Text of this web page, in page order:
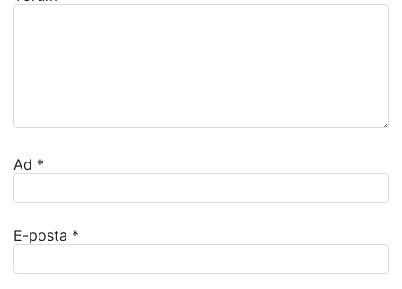
Ad *
E-posta *